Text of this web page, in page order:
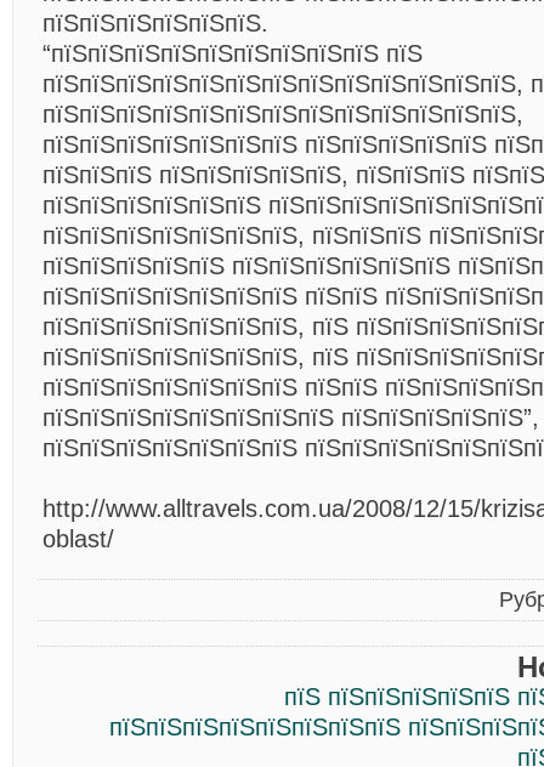
пїЅпїЅпїЅпїЅпїЅпїЅ.
“пїЅпїЅпїЅпїЅпїЅпїЅпїЅпїЅпїЅ пїЅ
пїЅпїЅпїЅпїЅпїЅпїЅпїЅпїЅпїЅпїЅпїЅпїЅпїЅ,
пїЅпїЅпїЅпїЅпїЅпїЅпїЅпїЅпїЅпїЅпїЅпїЅпїЅ,
пїЅпїЅпїЅпїЅпїЅпїЅпїЅ пїЅпїЅпїЅпїЅпїЅ
пїЅпїЅпїЅ пїЅпїЅпїЅпїЅпїЅ, пїЅпїЅпїЅ
пїЅпїЅпїЅпїЅпїЅпїЅ
пїЅпїЅпїЅпїЅпїЅпїЅпїЅ, пїЅпїЅпїЅ
пїЅпїЅпїЅпїЅпїЅ пїЅпїЅпїЅпїЅпїЅпїЅ
пїЅпїЅпїЅпїЅпїЅпїЅпїЅ пїЅпїЅ
пїЅпїЅпїЅпїЅпїЅпїЅпїЅ, пїЅ
пїЅпїЅпїЅпїЅпїЅпїЅпїЅ, пїЅ
пїЅпїЅпїЅпїЅпїЅпїЅпїЅ пїЅпїЅ
пїЅпїЅпїЅпїЅпїЅпїЅпїЅпїЅ
пїЅпїЅпїЅпїЅпїЅпїЅпїЅ
http://www.alltravels.com.ua/2008/12/15/
oblast/
пїЅ пїЅпїЅпїЅпїЅпїЅ
пїЅпїЅпїЅпїЅпїЅпїЅпїЅпїЅ